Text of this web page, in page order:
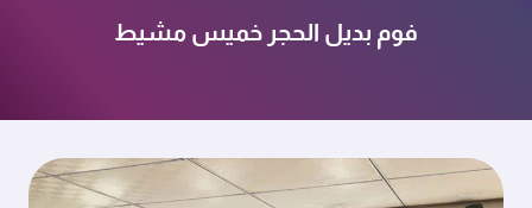
فوم بديل الحجر خميس مشيط